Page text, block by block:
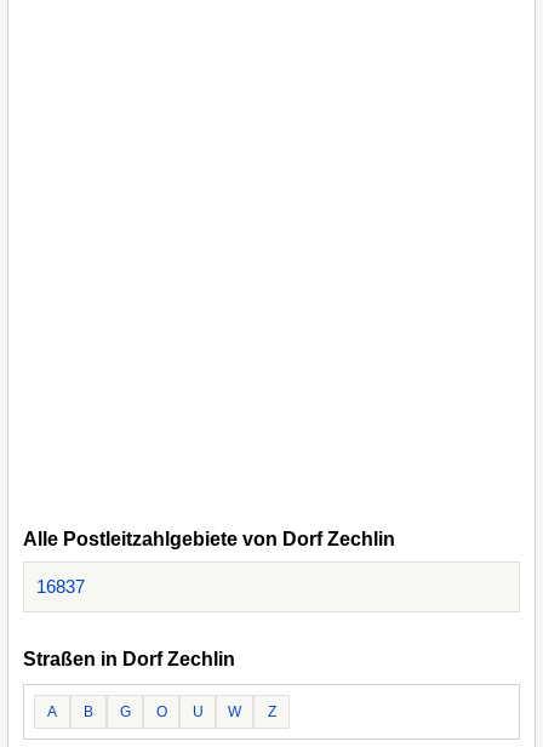
Alle Postleitzahlgebiete von Dorf Zechlin
16837
Straßen in Dorf Zechlin
A B G O U W Z